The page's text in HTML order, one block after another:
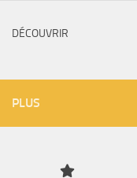
DÉCOUVRIR
PLUS